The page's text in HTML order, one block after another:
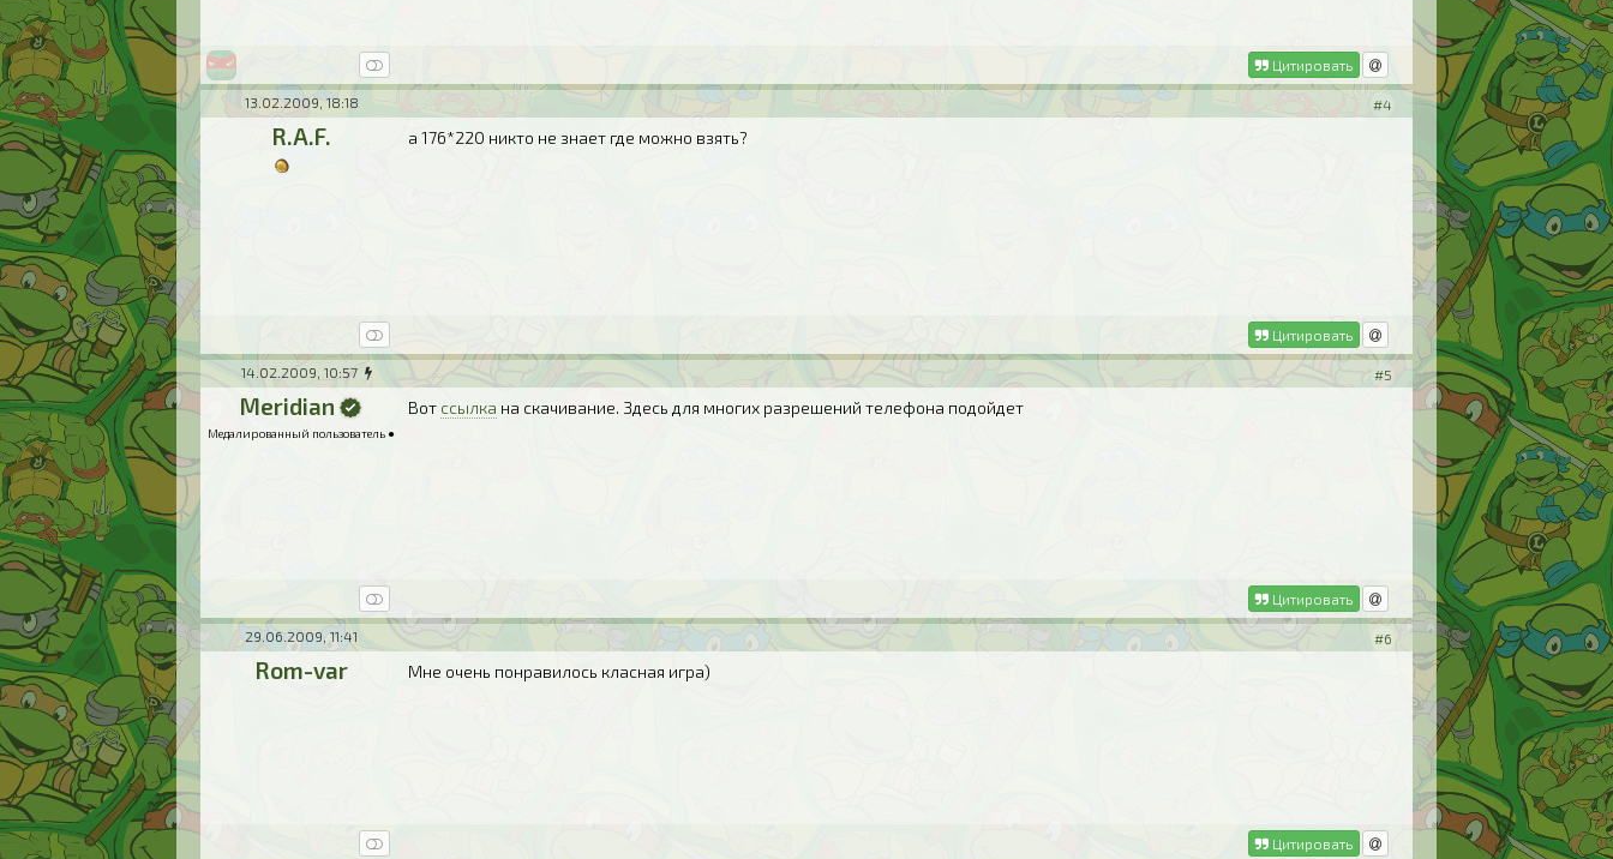
Цитировать
13.02.2009, 18:18 #4
R.A.F. а 176*220 никто не знает где можно взять?
Цитировать
14.02.2009, 10:57 #5
Meridian
Медалированный пользователь ●
Вот ссылка на скачивание. Здесь для многих разрешений телефона подойдет
Цитировать
29.06.2009, 11:41 #6
Rom-var Мне очень понравилось класная игра)
Цитировать